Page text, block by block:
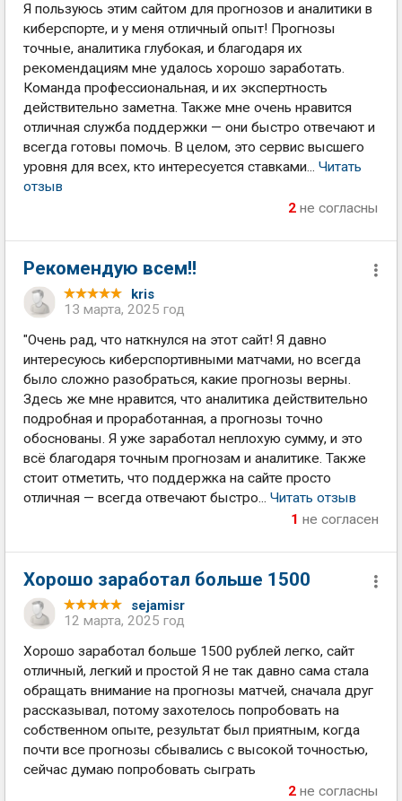
Я пользуюсь этим сайтом для прогнозов и аналитики в
киберспорте, и у меня отличный опыт! Прогнозы
точные, аналитика глубокая, и благодаря их
рекомендациям мне удалось хорошо заработать.
Команда профессиональная, и их экспертность
действительно заметна. Также мне очень нравится
отличная служба поддержки — они быстро отвечают и
всегда готовы помочь. В целом, это сервис высшего
уровня для всех, кто интересуется ставками... Читать
отзыв
2 не согласны
Рекомендую всем!!
kris
13 марта, 2025 год
"Очень рад, что наткнулся на этот сайт! Я давно
интересуюсь киберспортивными матчами, но всегда
было сложно разобраться, какие прогнозы верны.
Здесь же мне нравится, что аналитика действительно
подробная и проработанная, а прогнозы точно
обоснованы. Я уже заработал неплохую сумму, и это
всё благодаря точным прогнозам и аналитике. Также
стоит отметить, что поддержка на сайте просто
отличная — всегда отвечают быстро... Читать отзыв
1 не согласен
Хорошо заработал больше 1500
sejamisr
12 марта, 2025 год
Хорошо заработал больше 1500 рублей легко, сайт
отличный, легкий и простой Я не так давно сама стала
обращать внимание на прогнозы матчей, сначала друг
рассказывал, потому захотелось попробовать на
собственном опыте, результат был приятным, когда
почти все прогнозы сбывались с высокой точностью,
сейчас думаю попробовать сыграть
2 не согласны